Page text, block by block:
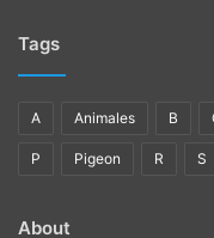
Tags
A Animales B
P Pigeon R S
About